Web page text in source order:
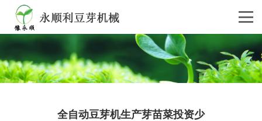
全自动豆芽机生产芽苗菜投资少